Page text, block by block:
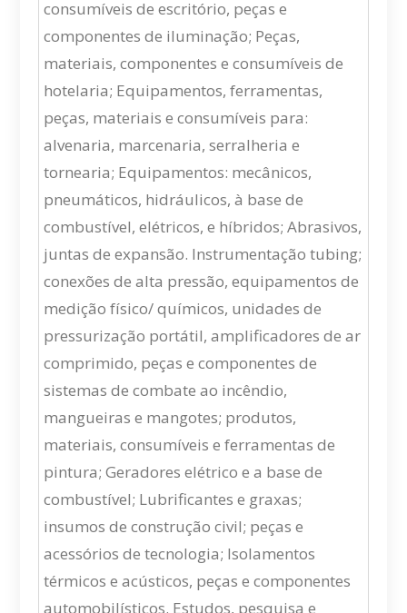
consumíveis de escritório, peças e
componentes de iluminação; Peças,
materiais, componentes e consumíveis de
hotelaria; Equipamentos, ferramentas,
peças, materiais e consumíveis para:
alvenaria, marcenaria, serralheria e
tornearia; Equipamentos: mecânicos,
pneumáticos, hidráulicos, à base de
combustível, elétricos, e híbridos; Abrasivos,
juntas de expansão. Instrumentação tubing;
conexões de alta pressão, equipamentos de
medição físico/ químicos, unidades de
pressurização portátil, amplificadores de ar
comprimido, peças e componentes de
sistemas de combate ao incêndio,
mangueiras e mangotes; produtos,
materiais, consumíveis e ferramentas de
pintura; Geradores elétrico e a base de
combustível; Lubrificantes e graxas;
insumos de construção civil; peças e
acessórios de tecnologia; Isolamentos
térmicos e acústicos, peças e componentes
automobilísticos. Estudos, pesquisa e